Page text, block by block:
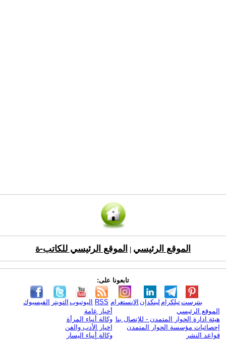
الموقع الرئيسي الموقع الرئيسي للكاتب-ة
تابعونا على:
الفيسبوك التويتر اليوتيوب RSS الانستغرام لينكدإن تيلكرامبنترست
الموقع الرئيسي
هيئة ادارة الحوار المتمدن - للإتصال بنا
إحصائيات مؤسسة الحوار المتمدن
قواعد النشر
أخبار عامة
وكالة أنباء المرأة
اخبار الأدب والفن
وكالة أنباء اليسار